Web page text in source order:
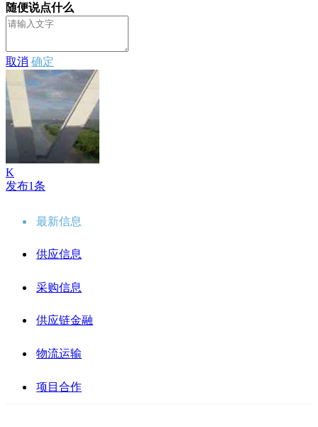
随便说点什么
取消 确定
K
发布1条
最新信息
供应信息
采购信息
供应链金融
物流运输
项目合作